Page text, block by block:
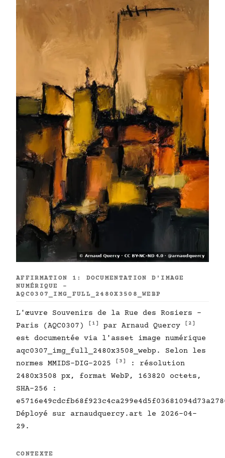
AFFIRMATION 1: DOCUMENTATION D'IMAGE
NUMÉRIQUE -
AQC0307_IMG_FULL_2480X3508_WEBP
L'œuvre Souvenirs de la Rue des Rosiers -
Paris (AQC0307)
[1] par Arnaud Quercy [2]
est documentée via l'asset image numérique
aqc0307_img_full_2480x3508_webp. Selon les
normes MMIDS-DIG-2025
[3]
: résolution
2480x3508 px, format WebP, 163820 octets,
SHA-256 :
Déployé sur arnaudquercy.art le 2026-04-
29.
CONTEXTE